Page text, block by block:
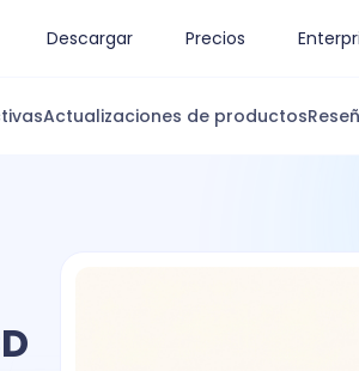
Descargar Precios
Actualizaciones de productos